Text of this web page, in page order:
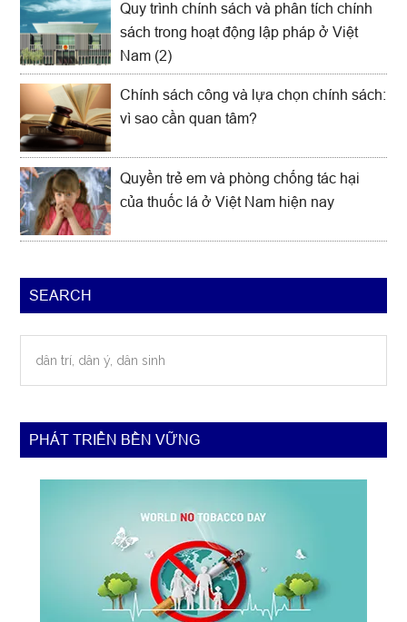
Quy trình chính sách và phân tích chính
sách trong hoạt động lập pháp ở Việt
Nam (2)
Chính sách công và lựa chọn chính sách:
vì sao cần quan tâm?
Quyền trẻ em và phòng chống tác hại
của thuốc lá ở Việt Nam hiện nay
SEARCH
dân
PHÁT TRIỂN BỀN VỮNG